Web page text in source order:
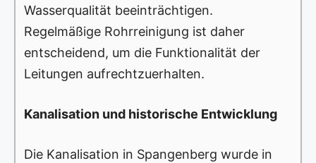
Wasserqualität beeinträchtigen.
Regelmäßige Rohrreinigung ist daher
entscheidend, um die Funktionalität der
Leitungen aufrechtzuerhalten.
Kanalisation und historische Entwicklung
Die Kanalisation in Spangenberg wurde in